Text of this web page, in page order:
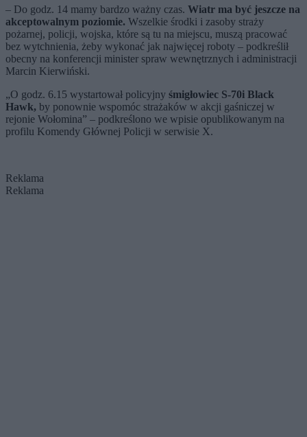
– Do godz. 14 mamy bardzo ważny czas. Wiatr ma być jeszcze na
akceptowalnym poziomie. Wszelkie środki i zasoby straży
pożarnej, policji, wojska, które są tu na miejscu, muszą pracować
bez wytchnienia, żeby wykonać jak najwięcej roboty – podkreślił
obecny na konferencji minister spraw wewnętrznych i administracji
Marcin Kierwiński.
„O godz. 6.15 wystartował policyjny śmigłowiec S-70i Black
Hawk, by ponownie wspomóc strażaków w akcji gaśniczej w
rejonie Wołomina” – podkreślono we wpisie opublikowanym na
profilu Komendy Głównej Policji w serwisie X.
Reklama
Reklama